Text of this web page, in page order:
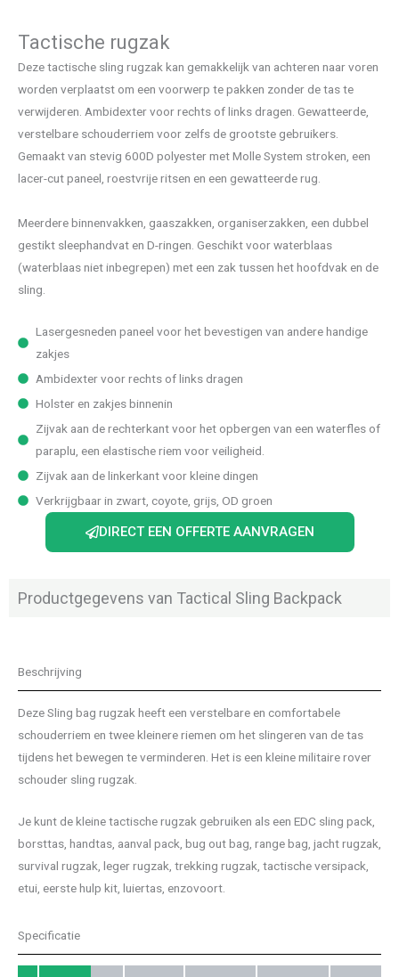
Tactische rugzak
Deze tactische sling rugzak kan gemakkelijk van achteren naar voren
worden verplaatst om een voorwerp te pakken zonder de tas te
verwijderen. Ambidexter voor rechts of links dragen. Gewatteerde,
verstelbare schouderriem voor zelfs de grootste gebruikers.
Gemaakt van stevig 600D polyester met Molle System stroken, een
lacer-cut paneel, roestvrije ritsen en een gewatteerde rug.
Meerdere binnenvakken, gaaszakken, organiserzakken, een dubbel
gestikt sleephandvat en D-ringen. Geschikt voor waterblaas
(waterblaas niet inbegrepen) met een zak tussen het hoofdvak en de
sling.
Lasergesneden paneel voor het bevestigen van andere handige
zakjes
Ambidexter voor rechts of links dragen
Holster en zakjes binnenin
Zijvak aan de rechterkant voor het opbergen van een waterfles of
paraplu, een elastische riem voor veiligheid.
Zijvak aan de linkerkant voor kleine dingen
Verkrijgbaar in zwart, coyote, grijs, OD groen
DIRECT EEN OFFERTE AANVRAGEN
Productgegevens van Tactical Sling Backpack
Beschrijving
Deze Sling bag rugzak heeft een verstelbare en comfortabele
schouderriem en twee kleinere riemen om het slingeren van de tas
tijdens het bewegen te verminderen. Het is een kleine militaire rover
schouder sling rugzak.
Je kunt de kleine tactische rugzak gebruiken als een EDC sling pack,
borsttas, handtas, aanval pack, bug out bag, range bag, jacht rugzak,
survival rugzak, leger rugzak, trekking rugzak, tactische versipack,
etui, eerste hulp kit, luiertas, enzovoort.
Specificatie